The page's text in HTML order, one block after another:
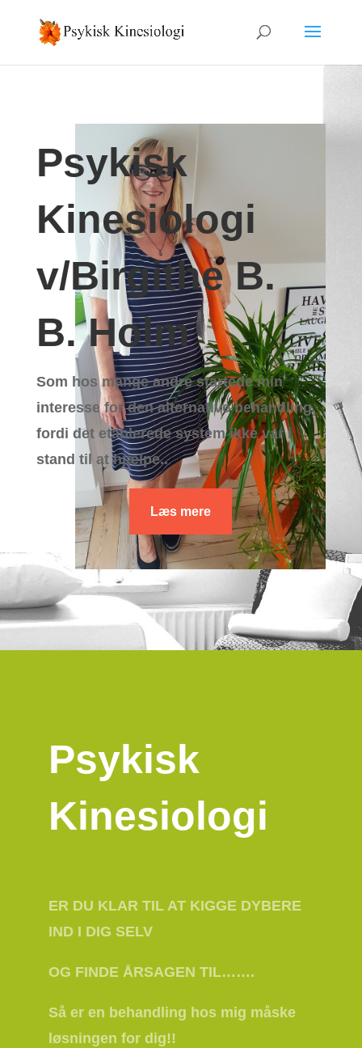
Psykisk
Kinesiologi
v/Birgithe B.
B. Holm
Som hos mange andre startede min
interesse for den alternative behandling,
fordi det etablerede system ikke var i
stand til at hjælpe..
Læs mere
Psykisk
Kinesiologi
ER DU KLAR TIL AT KIGGE DYBERE
IND I DIG SELV
OG FINDE ÅRSAGEN TIL…….
Så er en behandling hos mig måske
løsningen for dig!!